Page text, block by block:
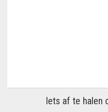
Iets af te halen